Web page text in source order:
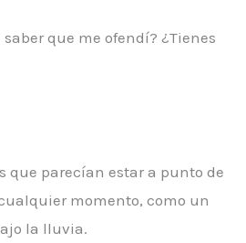
que me ofendí? ¿Tienes
que parecían estar a punto de
momento, como un
la lluvia.